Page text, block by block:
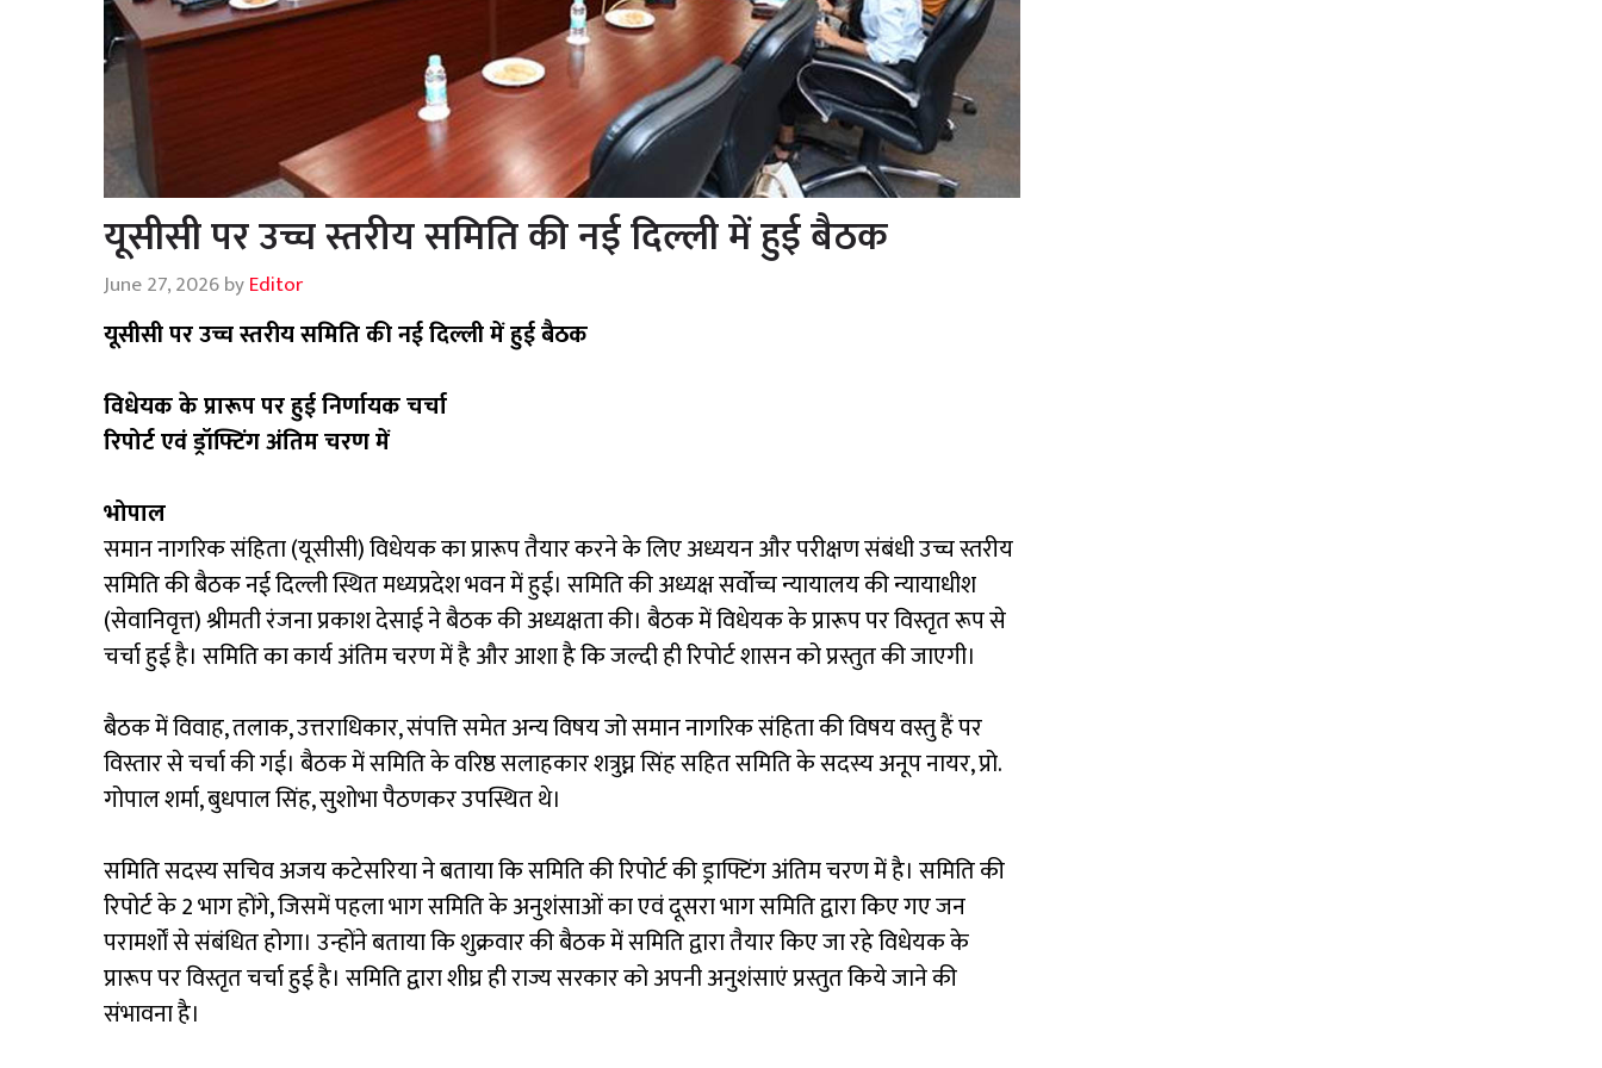
यूसीसी पर उच्च स्तरीय समिति की नई दिल्ली में हुई बैठक
June 27, 2026byEditor
यूसीसी पर उच्च स्तरीय समिति की नई दिल्ली में हुई बैठक
विधेयक के प्रारूप पर हुई निर्णायक चर्चा
रिपोर्ट एवं ड्रॉफ्टिंग अंतिम चरण में
भोपाल
समान नागरिक संहिता (यूसीसी) विधेयक का प्रारूप तैयार करने के लिए अध्ययन और परीक्षण संबंधी उच्च स्तरीय
समिति की बैठक नई दिल्ली स्थित मध्यप्रदेश भवन में हुई। समिति की अध्यक्ष सर्वोच्च न्यायालय की न्यायाधीश
(सेवानिवृत्त) श्रीमती रंजना प्रकाश देसाई ने बैठक की अध्यक्षता की। बैठक में विधेयक के प्रारूप पर विस्तृत रूप से
चर्चा हुई है। समिति का कार्य अंतिम चरण में है और आशा है कि जल्दी ही रिपोर्ट शासन को प्रस्तुत की जाएगी।
बैठक में विवाह, तलाक, उत्तराधिकार, संपत्ति समेत अन्य विषय जो समान नागरिक संहिता की विषय वस्तु हैं पर
विस्तार से चर्चा की गई। बैठक में समिति के वरिष्ठ सलाहकार शत्रुघ्न सिंह सहित समिति के सदस्य अनूप नायर, प्रो.
गोपाल शर्मा, बुधपाल सिंह, सुशोभा पैठणकर उपस्थित थे।
समिति सदस्य सचिव अजय कटेसरिया ने बताया कि समिति की रिपोर्ट की ड्राफ्टिंग अंतिम चरण में है। समिति की
रिपोर्ट के 2 भाग होंगे, जिसमें पहला भाग समिति के अनुशंसाओं का एवं दूसरा भाग समिति द्वारा किए गए जन
परामर्शों से संबंधित होगा। उन्होंने बताया कि शुक्रवार की बैठक में समिति द्वारा तैयार किए जा रहे विधेयक के
प्रारूप पर विस्तृत चर्चा हुई है। समिति द्वारा शीघ्र ही राज्य सरकार को अपनी अनुशंसाएं प्रस्तुत किये जाने की
संभावना है।